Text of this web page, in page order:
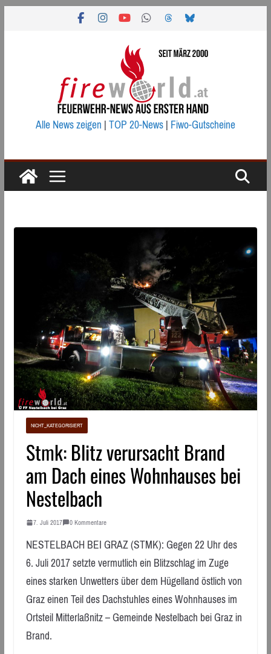
Alle News zeigen|TOP 20-News|Fiwo-Gutscheine
NICHT_KATEGORISIERT
Stmk: Blitz verursacht Brand
am Dach eines Wohnhauses bei
Nestelbach
7. Juli 2017 0 Kommentare
NESTELBACH BEI GRAZ (STMK): Gegen 22 Uhr des
6. Juli 2017 setzte vermutlich ein Blitzschlag im Zuge
eines starken Unwetters über dem Hügelland östlich von
Graz einen Teil des Dachstuhles eines Wohnhauses im
Ortsteil Mitterlaßnitz – Gemeinde Nestelbach bei Graz in
Brand.